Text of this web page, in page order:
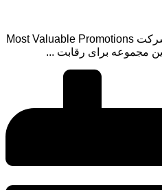
پس از اعلام ادغام لیگ PFL با شرکت Most Valuable Promotions